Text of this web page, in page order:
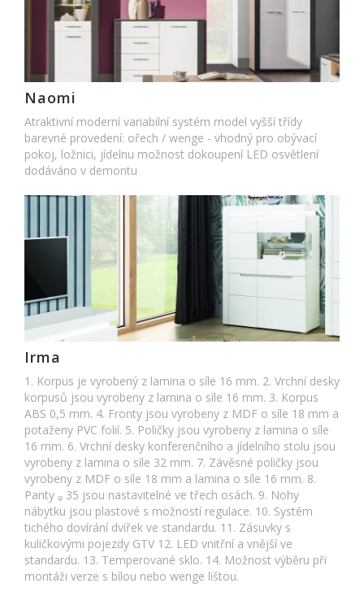
Naomi
Atraktivní moderní variabilní systém model vyšší třídy
barevné provedení: ořech / wenge - vhodný pro obývací
pokoj, ložnici, jídelnu možnost dokoupení LED osvětlení
dodáváno v demontu
Irma
1. Korpus je vyrobený z lamina o síle 16 mm. 2. Vrchní desky
korpusů jsou vyrobeny z lamina o síle 16 mm. 3. Korpus
ABS 0,5 mm. 4. Fronty jsou vyrobeny z MDF o síle 18 mm a
potaženy PVC folií. 5. Poličky jsou vyrobeny z lamina o síle
16 mm. 6. Vrchní desky konferenčního a jídelního stolu jsou
vyrobeny z lamina o síle 32 mm. 7. Závěsné poličky jsou
vyrobeny z MDF o síle 18 mm a lamina o síle 16 mm. 8.
Panty ᵩ 35 jsou nastavitelné ve třech osách. 9. Nohy
nábytku jsou plastové s možností regulace. 10. Systém
tichého dovírání dvířek ve standardu. 11. Zásuvky s
kuličkovými pojezdy GTV 12. LED vnitřní a vnější ve
standardu. 13. Temperované sklo. 14. Možnost výběru při
montáži verze s bílou nebo wenge lištou.